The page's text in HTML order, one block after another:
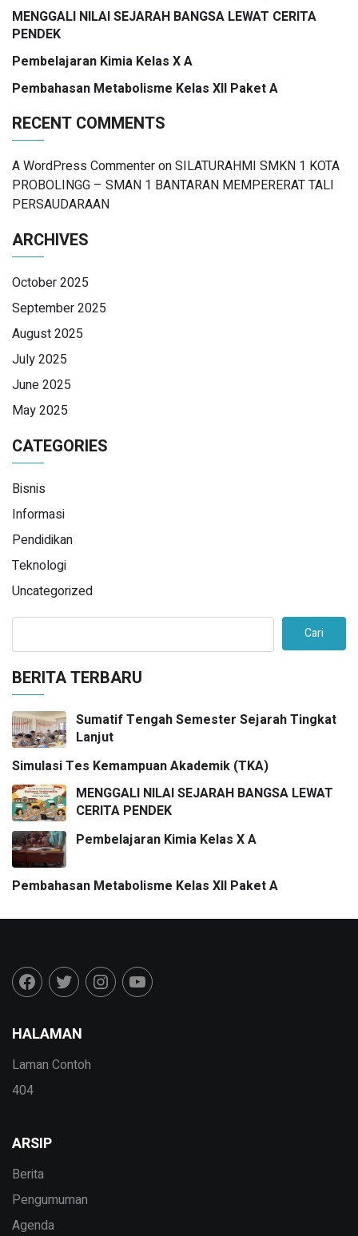
MENGGALI NILAI SEJARAH BANGSA LEWAT CERITA
PENDEK
Pembelajaran Kimia Kelas X A
Pembahasan Metabolisme Kelas XII Paket A
RECENT COMMENTS
A WordPress CommenteronSILATURAHMI SMKN 1 KOTA
PROBOLINGG – SMAN 1 BANTARAN MEMPERERAT TALI
PERSAUDARAAN
ARCHIVES
October 2025
September 2025
August 2025
July 2025
June 2025
May 2025
CATEGORIES
Bisnis
Informasi
Pendidikan
Teknologi
Uncategorized
Cari
BERITA TERBARU
Sumatif Tengah Semester Sejarah Tingkat
Lanjut
Simulasi Tes Kemampuan Akademik (TKA)
MENGGALI NILAI SEJARAH BANGSA LEWAT
CERITA PENDEK
Pembelajaran Kimia Kelas X A
Pembahasan Metabolisme Kelas XII Paket A
HALAMAN
Laman Contoh
404
ARSIP
Berita
Pengumuman
Agenda